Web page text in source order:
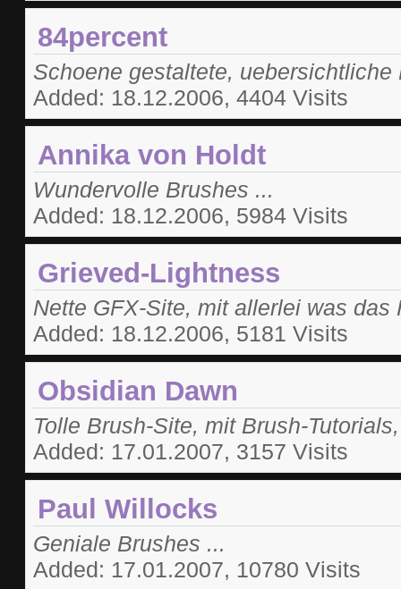
84percent
Schoene gestaltete, uebersichtliche
Added: 18.12.2006, 4404 Visits
Annika von Holdt
Wundervolle Brushes ...
Added: 18.12.2006, 5984 Visits
Grieved-Lightness
Nette GFX-Site, mit allerlei was das
Added: 18.12.2006, 5181 Visits
Obsidian Dawn
Tolle Brush-Site, mit Brush-
Added: 17.01.2007, 3157 Visits
Paul Willocks
Geniale Brushes ...
Added: 17.01.2007, 10780 Visits